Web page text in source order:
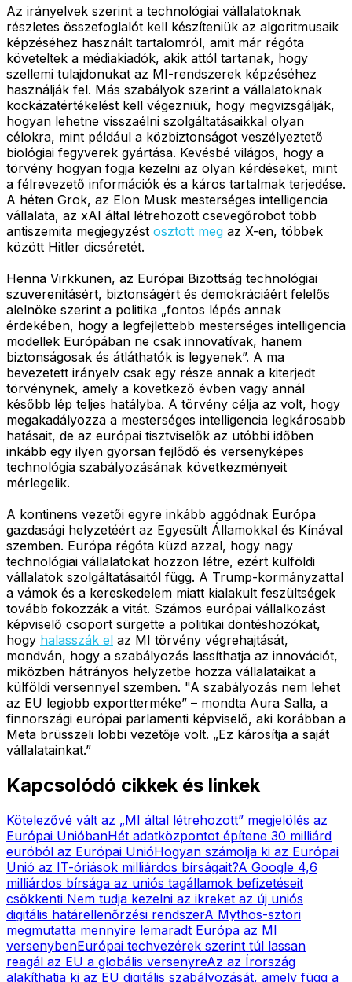
Az irányelvek szerint a technológiai vállalatoknak
részletes összefoglalót kell készíteniük az algoritmusaik
képzéséhez használt tartalomról, amit már régóta
követeltek a médiakiadók, akik attól tartanak, hogy
szellemi tulajdonukat az MI-rendszerek képzéséhez
használják fel. Más szabályok szerint a vállalatoknak
kockázatértékelést kell végezniük, hogy megvizsgálják,
hogyan lehetne visszaélni szolgáltatásaikkal olyan
célokra, mint például a közbiztonságot veszélyeztető
biológiai fegyverek gyártása. Kevésbé világos, hogy a
törvény hogyan fogja kezelni az olyan kérdéseket, mint
a félrevezető információk és a káros tartalmak terjedése.
A héten Grok, az Elon Musk mesterséges intelligencia
vállalata, az xAI által létrehozott csevegőrobot több
antiszemita megjegyzést osztott meg az X-en, többek
között Hitler dicséretét.
Henna Virkkunen, az Európai Bizottság technológiai
szuverenitásért, biztonságért és demokráciáért felelős
alelnöke szerint a politika „fontos lépés annak
érdekében, hogy a legfejlettebb mesterséges intelligencia
modellek Európában ne csak innovatívak, hanem
biztonságosak és átláthatók is legyenek”. A ma
bevezetett irányelv csak egy része annak a kiterjedt
törvénynek, amely a következő évben vagy annál
később lép teljes hatályba. A törvény célja az volt, hogy
megakadályozza a mesterséges intelligencia legkárosabb
hatásait, de az európai tisztviselők az utóbbi időben
inkább egy ilyen gyorsan fejlődő és versenyképes
technológia szabályozásának következményeit
mérlegelik.
A kontinens vezetői egyre inkább aggódnak Európa
gazdasági helyzetéért az Egyesült Államokkal és Kínával
szemben. Európa régóta küzd azzal, hogy nagy
technológiai vállalatokat hozzon létre, ezért külföldi
vállalatok szolgáltatásaitól függ. A Trump-kormányzattal
a vámok és a kereskedelem miatt kialakult feszültségek
tovább fokozzák a vitát. Számos európai vállalkozást
képviselő csoport sürgette a politikai döntéshozókat,
hogy halasszák el az MI törvény végrehajtását,
mondván, hogy a szabályozás lassíthatja az innovációt,
miközben hátrányos helyzetbe hozza vállalataikat a
külföldi versennyel szemben. "A szabályozás nem lehet
az EU legjobb exportterméke” – mondta Aura Salla, a
finnországi európai parlamenti képviselő, aki korábban a
Meta brüsszeli lobbi vezetője volt. „Ez károsítja a saját
vállalatainkat.”
Kapcsolódó cikkek és linkek
Kötelezővé vált az „MI által létrehozott” megjelölés az
Európai UnióbanHét adatközpontot építene 30 milliárd
euróból az Európai UnióHogyan számolja ki az Európai
Unió az IT-óriások milliárdos bírságait?A Google 4,6
milliárdos bírsága az uniós tagállamok befizetéseit
csökkenti Nem tudja kezelni az ikreket az új uniós
digitális határellenőrzési rendszerA Mythos-sztori
megmutatta mennyire lemaradt Európa az MI
versenybenEurópai techvezérek szerint túl lassan
reagál az EU a globális versenyreAz az Írország
alakíthatja ki az EU digitális szabályozását, amely függ a